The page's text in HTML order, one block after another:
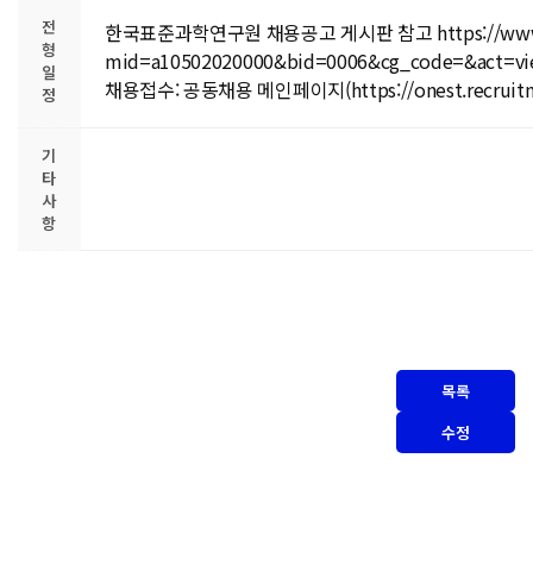
전
형
일
정
한국표준과학연구원 채용공고 게시판 참고 https://
채용접수: 공동채용 메인페이지(https://
기
타
사
항
목록
수정